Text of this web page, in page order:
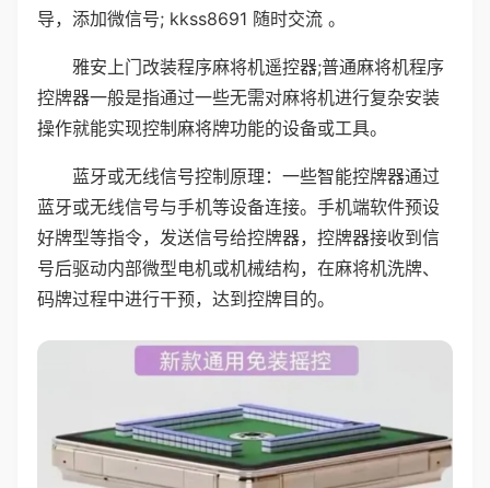
导，添加微信号; kkss8691 随时交流 。
雅安上门改装程序麻将机遥控器;普通麻将机程序
控牌器一般是指通过一些无需对麻将机进行复杂安装
操作就能实现控制麻将牌功能的设备或工具。
蓝牙或无线信号控制原理：一些智能控牌器通过
蓝牙或无线信号与手机等设备连接。手机端软件预设
好牌型等指令，发送信号给控牌器，控牌器接收到信
号后驱动内部微型电机或机械结构，在麻将机洗牌、
码牌过程中进行干预，达到控牌目的。